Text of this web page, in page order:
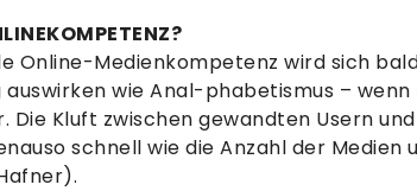
Online-Medienkompetenz wird sich
auswirken wie Anal-phabetismus –
Die Kluft zwischen gewandten Usern
schnell wie die Anzahl der Medien